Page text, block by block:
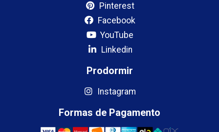
Pinterest
Facebook
YouTube
Linkedin
Prodormir
Instagram
Formas de Pagamento